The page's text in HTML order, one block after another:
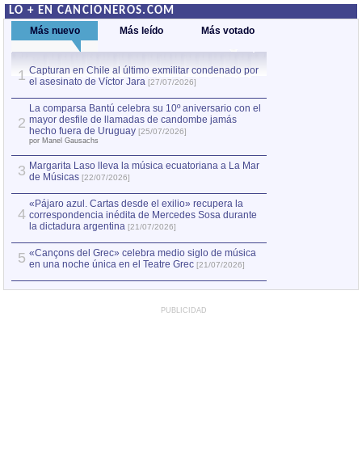
LO + EN CANCIONEROS.COM
Más nuevo Más leído Más votado
1 Capturan en Chile al último exmilitar condenado por
el asesinato de Víctor Jara [27/07/2026]
2
La comparsa Bantú celebra su 10º aniversario con el
mayor desfile de llamadas de candombe jamás
hecho fuera de Uruguay [25/07/2026]
por Manel Gausachs
3 Margarita Laso lleva la música ecuatoriana a La Mar
de Músicas [22/07/2026]
4
«Pájaro azul. Cartas desde el exilio» recupera la
correspondencia inédita de Mercedes Sosa durante
la dictadura argentina [21/07/2026]
5 «Cançons del Grec» celebra medio siglo de música
en una noche única en el Teatre Grec [21/07/2026]
PUBLICIDAD